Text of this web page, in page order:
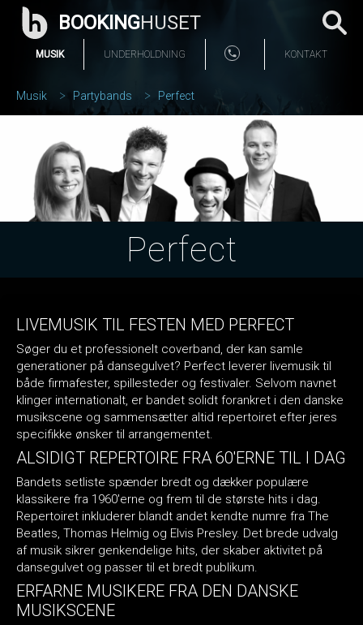
BOOKINGHUSET
MUSIK UNDERHOLDNING KONTAKT
Musik Partybands Perfect
Perfect
LIVEMUSIK TIL FESTEN MED PERFECT
Søger du et professionelt coverband, der kan samle
generationer på dansegulvet? Perfect leverer livemusik til
både firmafester, spillesteder og festivaler. Selvom navnet
klinger internationalt, er bandet solidt forankret i den danske
musikscene og sammensætter altid repertoiret efter jeres
specifikke ønsker til arrangementet.
ALSIDIGT REPERTOIRE FRA 60'ERNE TIL I DAG
Bandets setliste spænder bredt og dækker populære
klassikere fra 1960'erne og frem til de største hits i dag.
Repertoiret inkluderer blandt andet kendte numre fra The
Beatles, Thomas Helmig og Elvis Presley. Det brede udvalg
af musik sikrer genkendelige hits, der skaber aktivitet på
dansegulvet og passer til et bredt publikum.
ERFARNE MUSIKERE FRA DEN DANSKE
MUSIKSCENE